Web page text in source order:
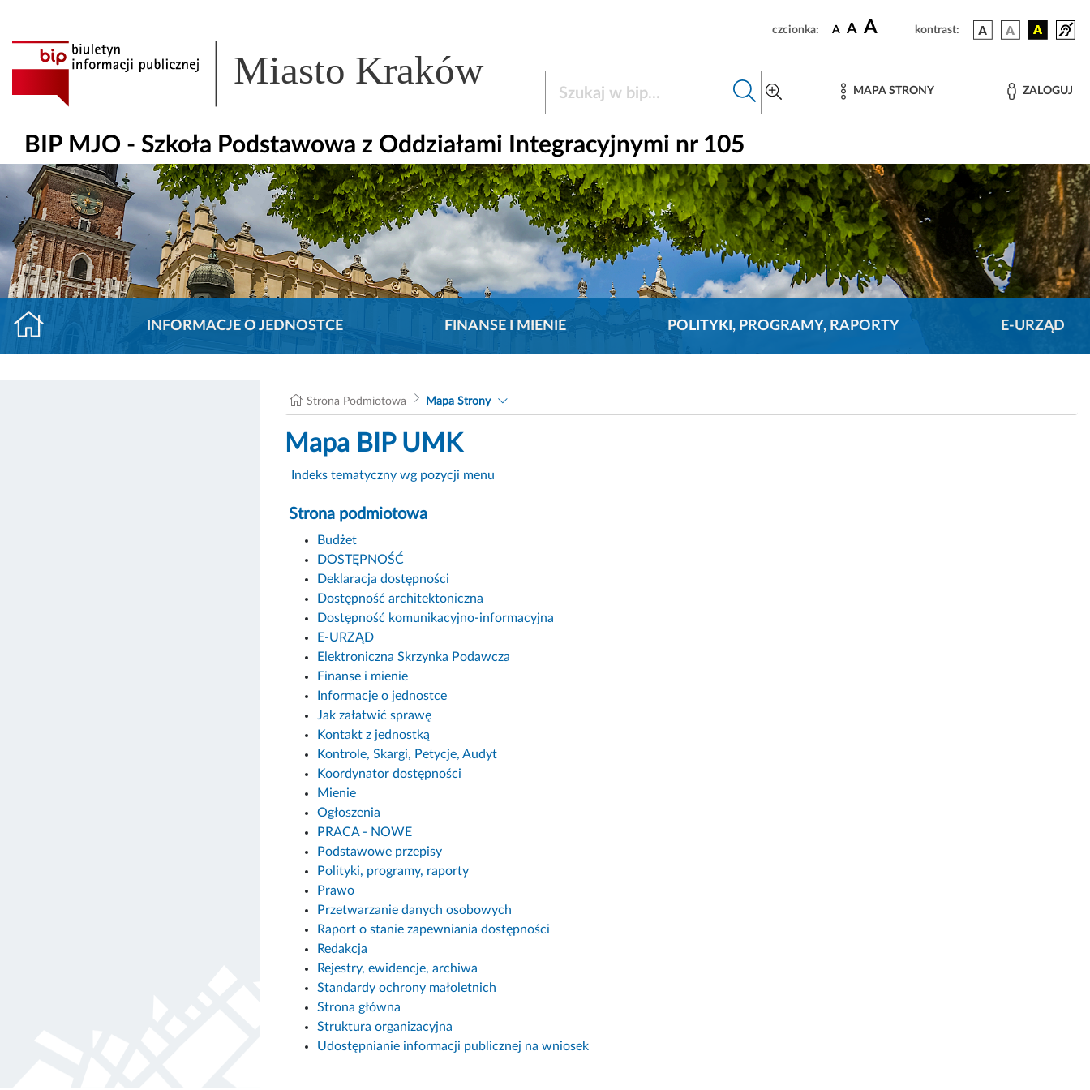
czcionka: A A A kontrast:
Miasto Kraków MAPA STRONY ZALOGUJ
BIP MJO - Szkoła Podstawowa z Oddziałami Integracyjnymi nr 105
INFORMACJE O JEDNOSTCE FINANSE I MIENIE POLITYKI, PROGRAMY, RAPORTY E-URZĄD
Strona Podmiotowa Mapa Strony
Mapa BIP UMK
Indeks tematyczny wg pozycji menu
Strona podmiotowa
Budżet
DOSTĘPNOŚĆ
Deklaracja dostępności
Dostępność architektoniczna
Dostępność komunikacyjno-informacyjna
E-URZĄD
Elektroniczna Skrzynka Podawcza
Finanse i mienie
Informacje o jednostce
Jak załatwić sprawę
Kontakt z jednostką
Kontrole, Skargi, Petycje, Audyt
Koordynator dostępności
Mienie
Ogłoszenia
PRACA - NOWE
Podstawowe przepisy
Polityki, programy, raporty
Prawo
Przetwarzanie danych osobowych
Raport o stanie zapewniania dostępności
Redakcja
Rejestry, ewidencje, archiwa
Standardy ochrony małoletnich
Strona główna
Struktura organizacyjna
Udostępnianie informacji publicznej na wniosek